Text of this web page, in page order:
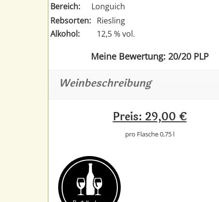
Bereich:
Longuich
Rebsorten: Riesling
Alkohol:
12,5 % vol.
Meine Bewertung: 20/20 PLP
Weinbeschreibung
Preis: 29,00 €
pro Flasche 0,75 l